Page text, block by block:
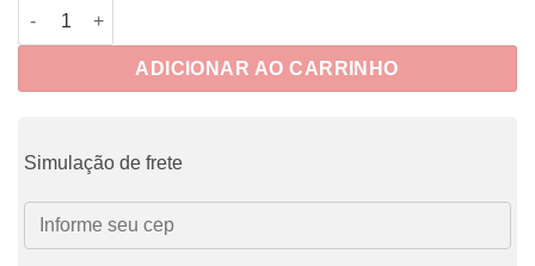
CRUE032 - Adesivos Ratinhos Natalinos 3 quantidade
ADICIONAR AO CARRINHO
Simulação de frete